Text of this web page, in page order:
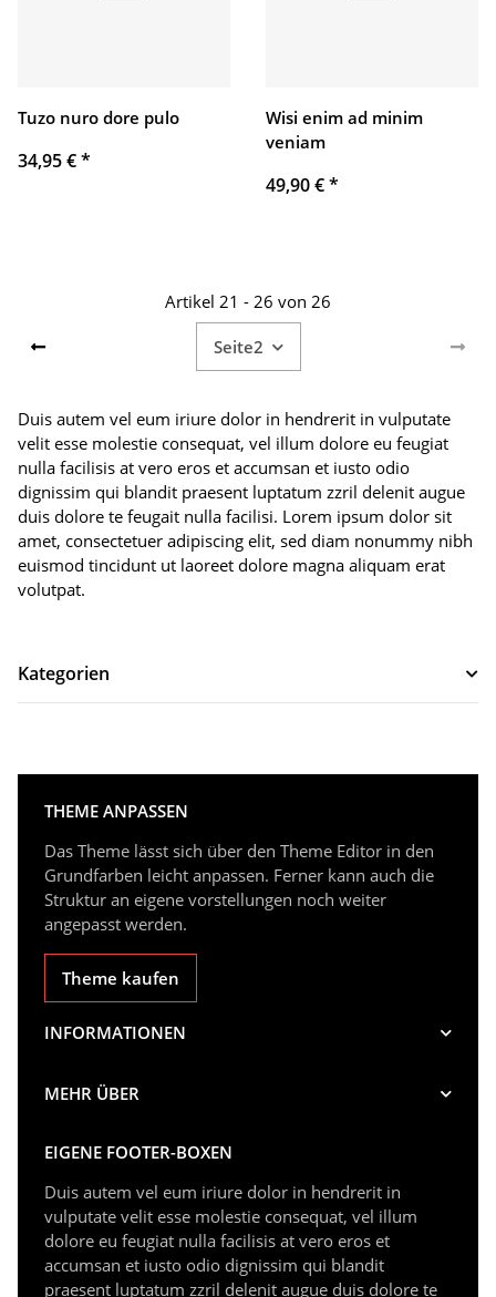
Tuzo nuro dore pulo
34,95 €*
Wisi enim ad minim
veniam
49,90 €*
Artikel 21 - 26 von 26
Seite2
Duis autem vel eum iriure dolor in hendrerit in vulputate
velit esse molestie consequat, vel illum dolore eu feugiat
nulla facilisis at vero eros et accumsan et iusto odio
dignissim qui blandit praesent luptatum zzril delenit augue
duis dolore te feugait nulla facilisi. Lorem ipsum dolor sit
amet, consectetuer adipiscing elit, sed diam nonummy nibh
euismod tincidunt ut laoreet dolore magna aliquam erat
volutpat.
Kategorien
THEME ANPASSEN
Das Theme lässt sich über den Theme Editor in den
Grundfarben leicht anpassen. Ferner kann auch die
Struktur an eigene vorstellungen noch weiter
angepasst werden.
Theme kaufen
INFORMATIONEN
MEHR ÜBER
EIGENE FOOTER-BOXEN
Duis autem vel eum iriure dolor in hendrerit in
vulputate velit esse molestie consequat, vel illum
dolore eu feugiat nulla facilisis at vero eros et
accumsan et iusto odio dignissim qui blandit
praesent luptatum zzril delenit augue duis dolore te